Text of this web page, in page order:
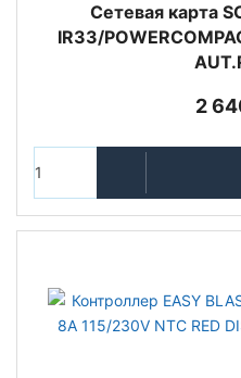
Сетевая карта
IR33/
2